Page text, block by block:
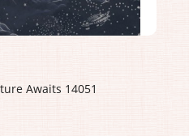
Awaits 14051